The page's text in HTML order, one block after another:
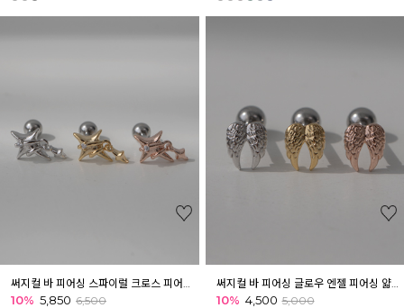
10% 5,850 6,500
써지컬 바 피어싱 글로우 엔젤 피어싱 얇은 바변경 귓볼 귓바퀴 아웃컨츠
10% 4,500 5,000